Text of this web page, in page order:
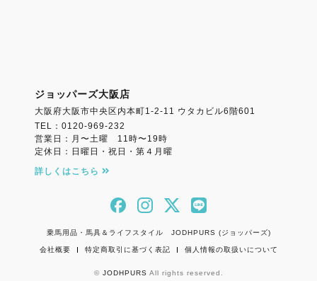
ジョッパーズ大阪店
大阪府大阪市中央区内本町1-2-11 ウタカビル6階601
TEL：0120-969-232
営業日：月〜土曜 11時〜19時
定休日：日曜日・祝日・第４月曜
詳しくはこちら
乗馬用品・馬具＆ライフスタイル JODHPURS (ジョッパーズ)
会社概要 特定商取引に基づく表記 個人情報の取扱いについて
© JODHPURS All rights reserved.